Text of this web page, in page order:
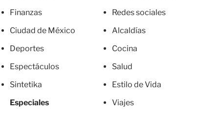
Finanzas
Ciudad de México
Deportes
Espectáculos
Sintetika
Especiales
Redes sociales
Alcaldías
Cocina
Salud
Estilo de Vida
Viajes